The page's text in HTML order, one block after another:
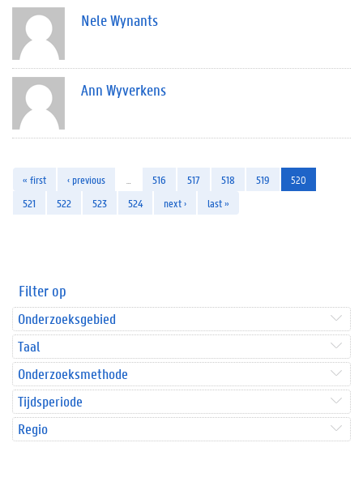
Nele Wynants
Ann Wyverkens
« first ‹ previous 516 517 518 519
520
521
522 523 524 next › last »
Filter op
Onderzoeksgebied
Taal
Onderzoeksmethode
Tijdsperiode
Regio